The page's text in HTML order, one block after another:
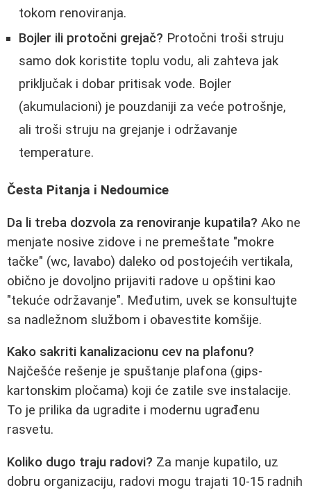
tokom renoviranja.
Bojler ili protočni grejač? Protočni troši struju
samo dok koristite toplu vodu, ali zahteva jak
priključak i dobar pritisak vode. Bojler
(akumulacioni) je pouzdaniji za veće potrošnje,
ali troši struju na grejanje i održavanje
temperature.
Česta Pitanja i Nedoumice
Da li treba dozvola za renoviranje kupatila? Ako ne
menjate nosive zidove i ne premeštate "mokre
tačke" (wc, lavabo) daleko od postojećih vertikala,
obično je dovoljno prijaviti radove u opštini kao
"tekuće održavanje". Međutim, uvek se konsultujte
sa nadležnom službom i obavestite komšije.
Kako sakriti kanalizacionu cev na plafonu?
Najčešće rešenje je spuštanje plafona (gips-
kartonskim pločama) koji će zatile sve instalacije.
To je prilika da ugradite i modernu ugrađenu
rasvetu.
Koliko dugo traju radovi? Za manje kupatilo, uz
dobru organizaciju, radovi mogu trajati 10-15 radnih